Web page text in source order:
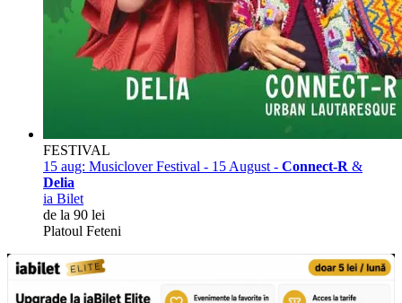
FESTIVAL
15 aug: Musiclover Festival - 15 August - Connect-R &
Delia
ia Bilet
de la 90 lei
Platoul Feteni